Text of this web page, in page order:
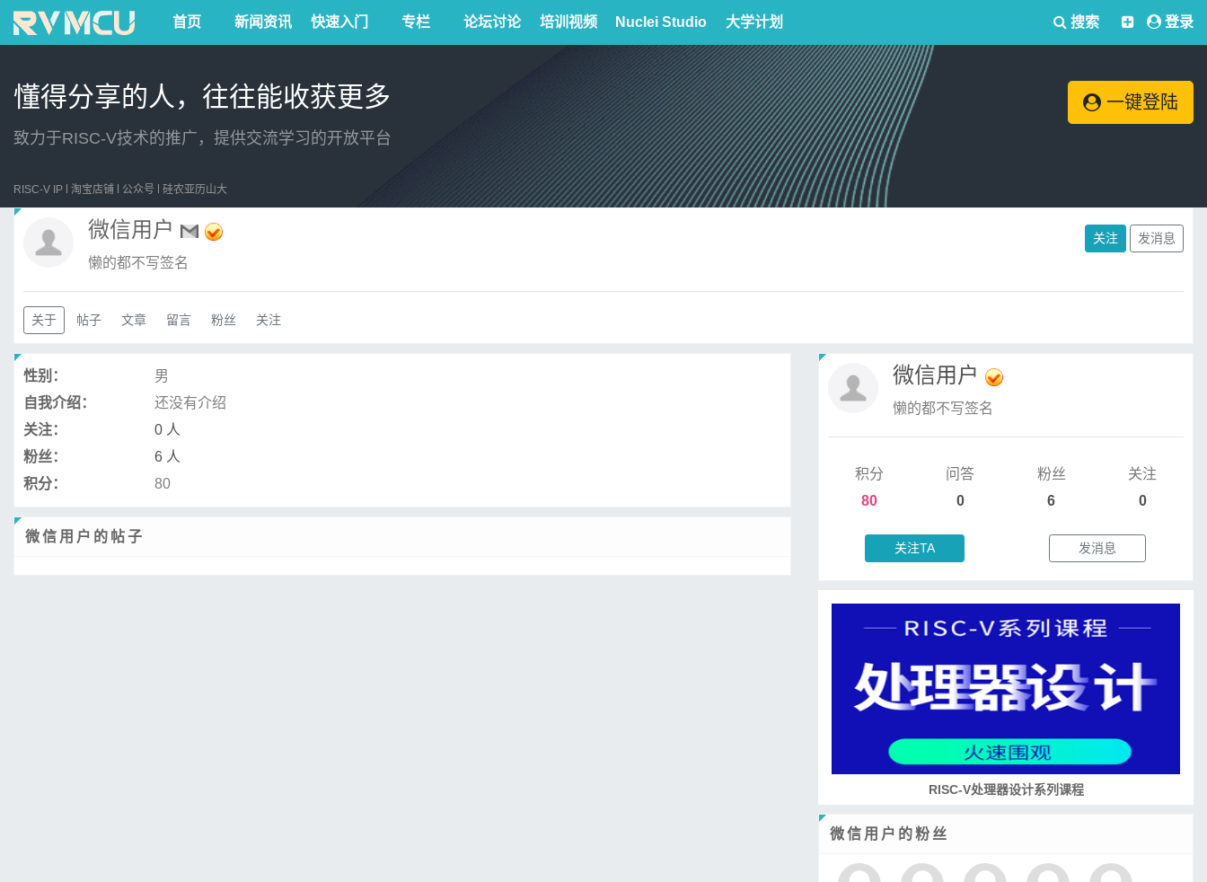
首页 新闻资讯 快速入门 专栏 论坛讨论 培训视频 Nuclei Studio 大学计划 搜索 登录
懂得分享的人，往往能收获更多
致力于RISC-V技术的推广，提供交流学习的开放平台
一键登陆
RISC-V IP 淘宝店铺 公众号 硅农亚历山大
微信用户
懒的都不写签名
关注 发消息
关于 帖子 文章 留言 粉丝 关注
性别：
男
自我介绍：
还没有介绍
关注：
0 人
粉丝：
6 人
积分：
80
微信用户的帖子
微信用户
懒的都不写签名
积分
80
问答
0
粉丝
6
关注
0
关注TA 发消息
RISC-V处理器设计系列课程
微信用户的粉丝